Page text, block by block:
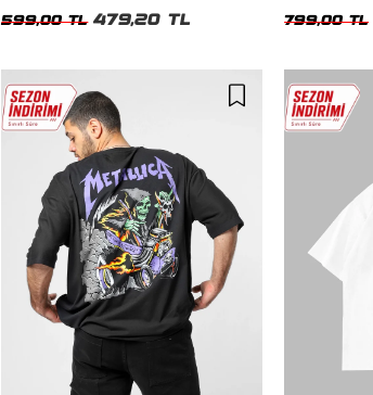
599,00 TL 479,20 TL 799,00 TL